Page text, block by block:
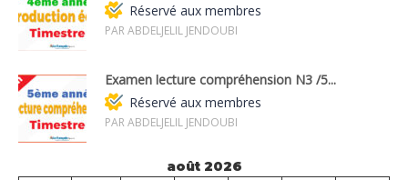
Réservé aux membres
PAR ABDELJELIL JENDOUBI
Examen lecture compréhension N3 /5...
Réservé aux membres
PAR ABDELJELIL JENDOUBI
août 2026